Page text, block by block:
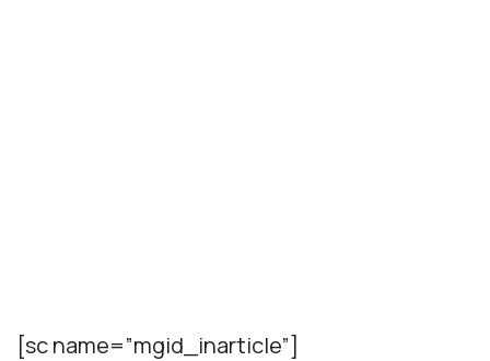
[sc name=”mgid_inarticle”]